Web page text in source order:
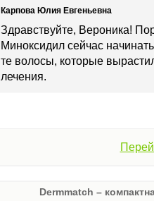
Карпова Юлия Евгеньевна
Здравствуйте, Вероника!
Миноксидил сейчас
те волосы, которые
лечения.
Dermmatch –